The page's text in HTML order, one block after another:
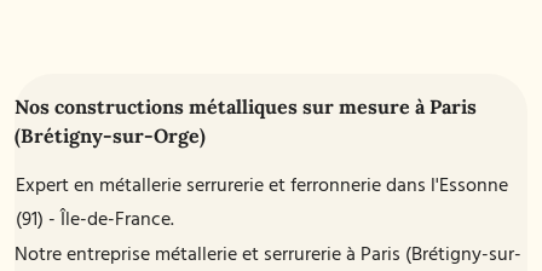
Nos constructions métalliques sur mesure à Paris
(Brétigny-sur-Orge)
Expert en métallerie serrurerie et ferronnerie dans l'Essonne
(91) - Île-de-France
Notre entreprise métallerie et serrurerie à Paris (Brétigny-sur-